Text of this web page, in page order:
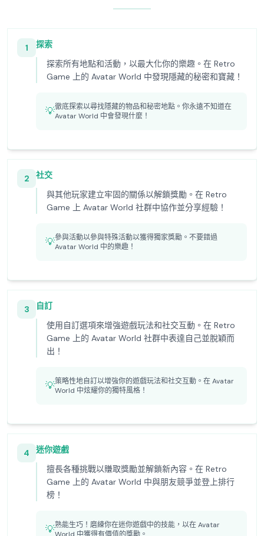
1
探索
探索所有地點和活動，以最大化你的樂趣。在 Retro
Game 上的 Avatar World 中發現隱藏的秘密和寶藏！
💡徹底探索以尋找隱藏的物品和秘密地點。你永遠不知道在
Avatar World 中會發現什麼！
2
社交
與其他玩家建立牢固的關係以解鎖獎勵。在 Retro
Game 上 Avatar World 社群中協作並分享經驗！
💡參與活動以參與特殊活動以獲得獨家獎勵。不要錯過
Avatar World 中的樂趣！
3
自訂
使用自訂選項來增強遊戲玩法和社交互動。在 Retro
Game 上的 Avatar World 社群中表達自己並脫穎而
出！
💡策略性地自訂以增強你的遊戲玩法和社交互動。在 Avatar
World 中炫耀你的獨特風格！
4
迷你遊戲
擅長各種挑戰以賺取獎勵並解鎖新內容。在 Retro
Game 上的 Avatar World 中與朋友競爭並登上排行
榜！
💡熟能生巧！磨練你在迷你遊戲中的技能，以在 Avatar